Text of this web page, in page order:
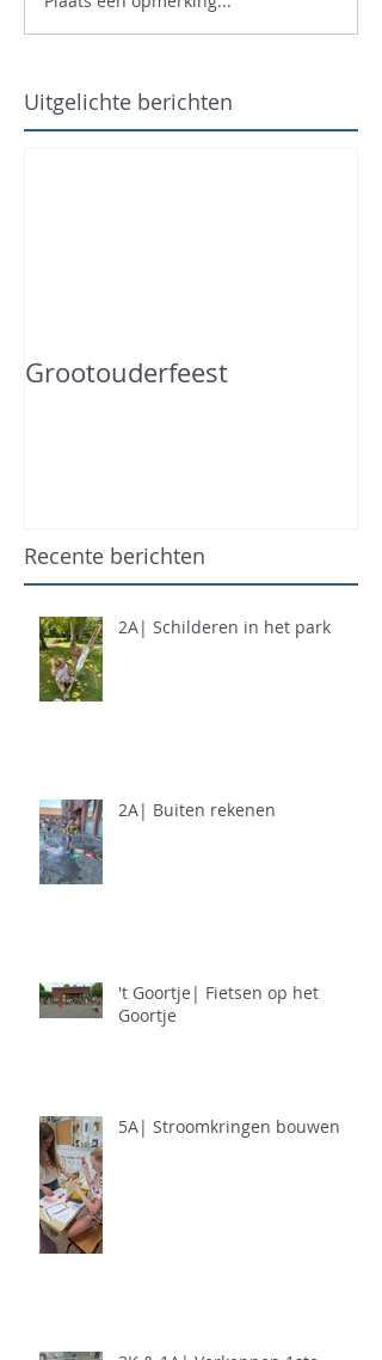
Uitgelichte berichten
Grootouderfeest
Recente berichten
2A| Schilderen in het park
2A| Buiten rekenen
't Goortje| Fietsen op het
Goortje
5A| Stroomkringen bouwen